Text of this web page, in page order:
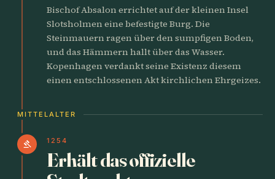
Bischof Absalon errichtet auf der kleinen Insel
Slotsholmen eine befestigte Burg. Die
Steinmauern ragen über den sumpfigen Boden,
und das Hämmern hallt über das Wasser.
Kopenhagen verdankt seine Existenz diesem
einen entschlossenen Akt kirchlichen Ehrgeizes.
MITTELALTER
gavel 1254
Erhält das offizielle